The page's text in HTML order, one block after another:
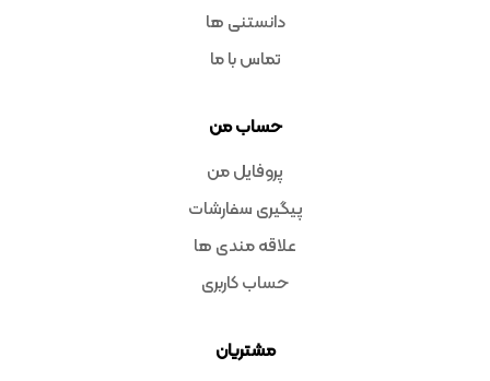
دانستنی ها
تماس با ما
حساب من
پروفایل من
پیگیری سفارشات
علاقه مندی ها
حساب کاربری
مشتریان